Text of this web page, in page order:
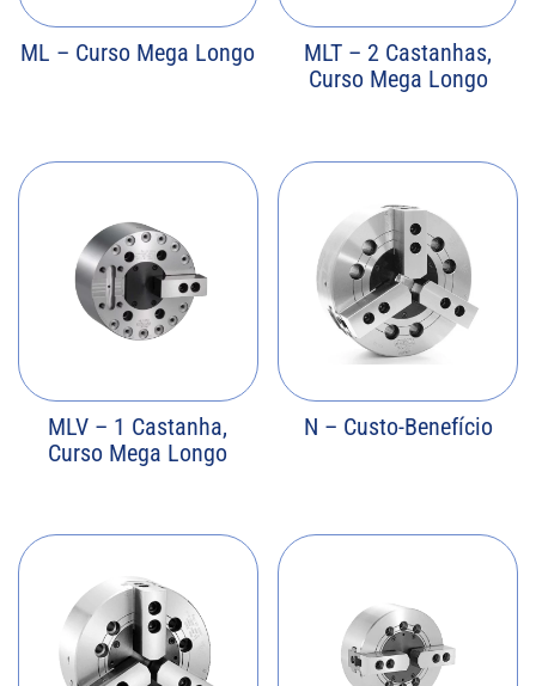
ML – Curso Mega Longo
MLT – 2 Castanhas,
Curso Mega Longo
MLV – 1 Castanha,
Curso Mega Longo
N – Custo-Benefício